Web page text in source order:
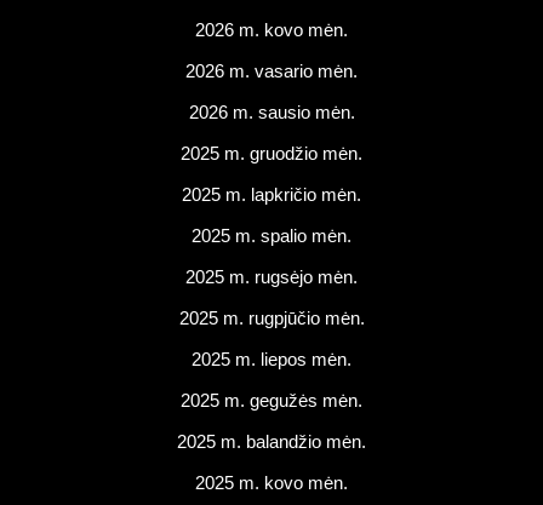
2026 m. kovo mėn.
2026 m. vasario mėn.
2026 m. sausio mėn.
2025 m. gruodžio mėn.
2025 m. lapkričio mėn.
2025 m. spalio mėn.
2025 m. rugsėjo mėn.
2025 m. rugpjūčio mėn.
2025 m. liepos mėn.
2025 m. gegužės mėn.
2025 m. balandžio mėn.
2025 m. kovo mėn.